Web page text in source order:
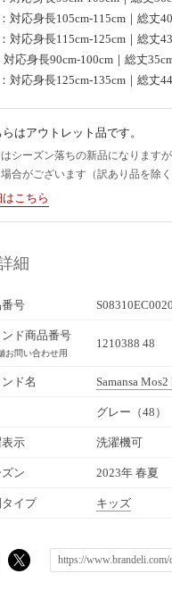
対応身長105cm-115cm｜総丈
対応身長115cm-125cm｜総丈
対応身長90cm-100cm｜総丈
対応身長125cm-135cm｜総丈
らはアウトレット品です。
シーズン落ちの新品になります
合がございます（訳あり品を除く
こちら
細
号
ンド商品番号
お問い合わせ用
1210388 48
ド名 Samansa
グレー（48）
示 洗濯機可
ン 2023年 春夏
イプ キッズ